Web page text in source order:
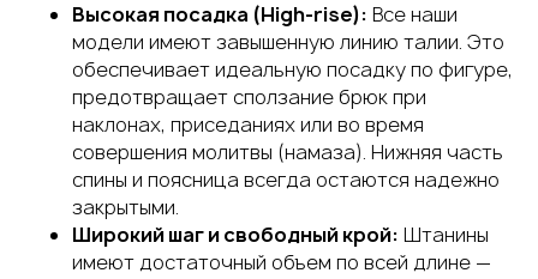
Высокая посадка (High-rise): Все наши
модели имеют завышенную линию талии. Это
обеспечивает идеальную посадку по фигуре,
предотвращает сползание брюк при
наклонах, приседаниях или во время
совершения молитвы (намаза). Нижняя часть
спины и поясница всегда остаются надежно
закрытыми.
Широкий шаг и свободный крой: Штанины
имеют достаточный объем по всей длине —